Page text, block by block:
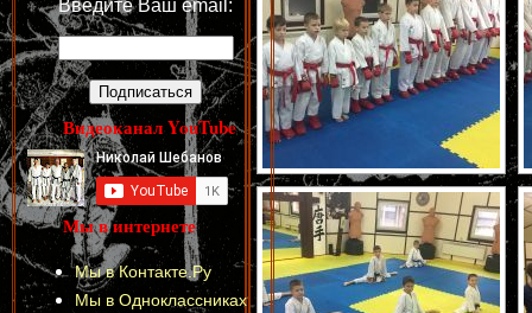
Введите Ваш email:
Видеоканал YouTube
Мы в интернете
Мы в Контакте.Ру
Мы в Одноклассниках